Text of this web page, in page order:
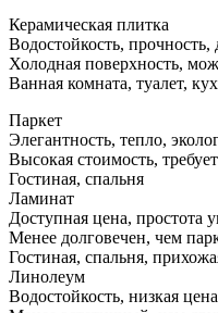
Керамическая плитка
Водостойкость,
Холодная поверхность,
Ванная комната, туалет,
Паркет
Элегантность, тепло,
Высокая стоимость,
Гостиная, спальня
Ламинат
Доступная цена, простота
Менее долговечен, чем
Гостиная, спальня,
Линолеум
Водостойкость, низкая